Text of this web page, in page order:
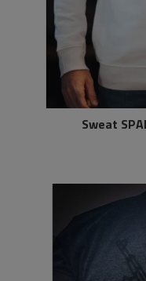
Sweat